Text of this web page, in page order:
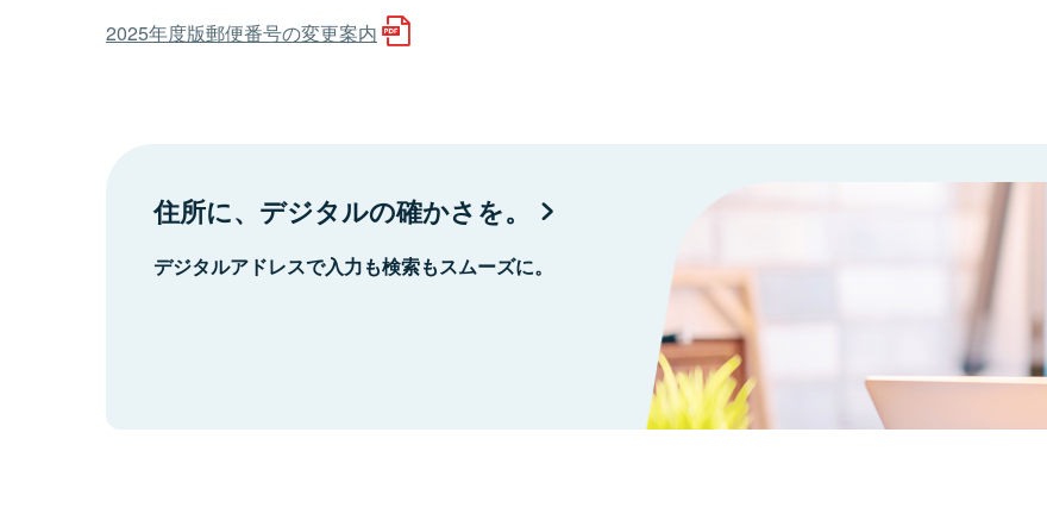
2025年度版郵便番号の変更案内
住所に、デジタルの確かさを。
デジタルアドレスで入力も検索もスムーズに。